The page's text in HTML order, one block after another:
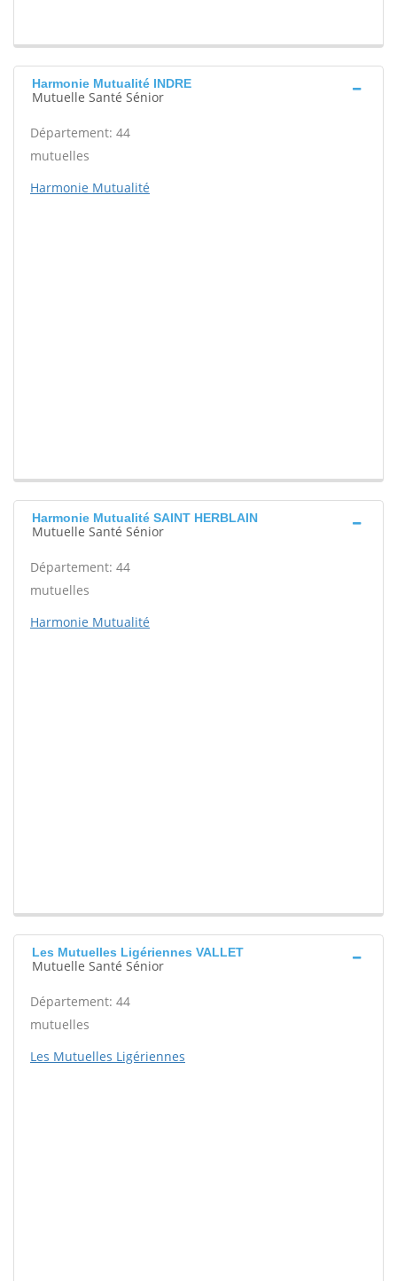
Harmonie Mutualité INDRE
Mutuelle Santé Sénior
Département: 44
mutuelles
Harmonie Mutualité
Harmonie Mutualité SAINT HERBLAIN
Mutuelle Santé Sénior
Département: 44
mutuelles
Harmonie Mutualité
Les Mutuelles Ligériennes VALLET
Mutuelle Santé Sénior
Département: 44
mutuelles
Les Mutuelles Ligériennes